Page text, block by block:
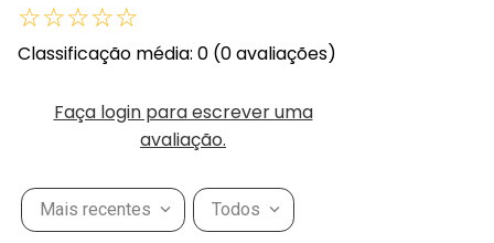
☆☆☆☆☆
Classificação média: 0 (0 avaliações)
Faça login para escrever uma
avaliação.
Mais recentes Todos